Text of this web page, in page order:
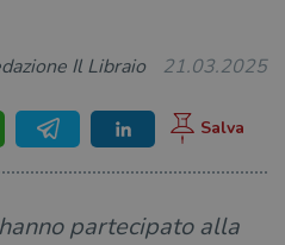
Il Libraio 21.03.2025
partecipato alla